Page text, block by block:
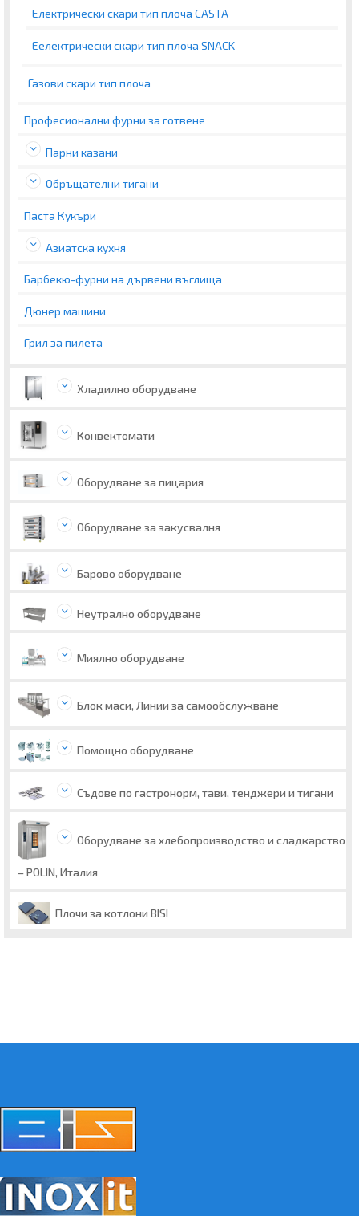
Електрически скари тип плоча CASTA
Eелектрически скари тип плоча SNACK
Газови скари тип плоча
Професионални фурни за готвене
Парни казани
Обръщателни тигани
Паста Кукъри
Азиатска кухня
Барбекю-фурни на дървени въглища
Дюнер машини
Грил за пилета
Хладилно оборудване
Конвектомати
Оборудване за пицария
Оборудване за закусвалня
Барово оборудване
Неутрално оборудване
Миялно оборудване
Блок маси, Линии за самообслужване
Помощно оборудване
Съдове по гастронорм, тави, тенджери и тигани
Оборудване за хлебопроизводство и сладкарство
– POLIN, Италия
Плочи за котлони BISI